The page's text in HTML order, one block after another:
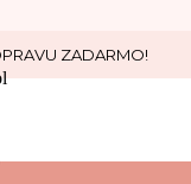
ZADARMO!